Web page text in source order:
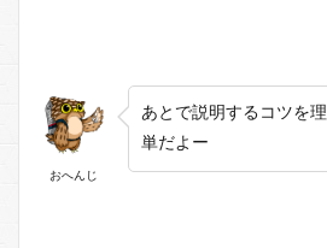
おへんじ
あとで説明するコツを
単だよー